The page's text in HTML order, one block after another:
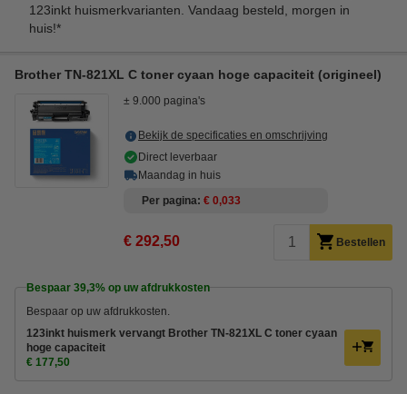
123inkt huismerkvarianten. Vandaag besteld, morgen in
huis!*
Brother TN-821XL C toner cyaan hoge capaciteit (origineel)
± 9.000 pagina's
Bekijk de specificaties en omschrijving
Direct leverbaar
Maandag in huis
Per pagina € 0,033
€ 292,50 Bestellen
Bespaar 39,3% op uw afdrukkosten
Bespaar op uw afdrukkosten.
123inkt huismerk vervangt Brother TN-821XL C toner cyaan
hoge capaciteit
€ 177,50